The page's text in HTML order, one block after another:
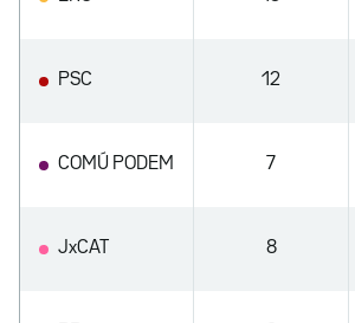
PSC 12
COMÚ PODEM 7
JxCAT 8